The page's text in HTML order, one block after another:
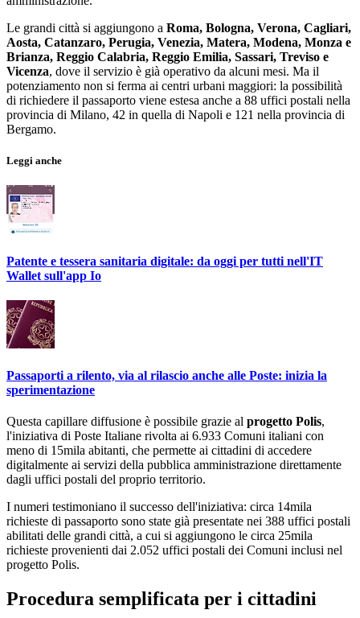
Le grandi città si aggiungono a Roma, Bologna, Verona, Cagliari,
Aosta, Catanzaro, Perugia, Venezia, Matera, Modena, Monza e
Brianza, Reggio Calabria, Reggio Emilia, Sassari, Treviso e
Vicenza, dove il servizio è già operativo da alcuni mesi. Ma il
potenziamento non si ferma ai centri urbani maggiori: la possibilità
di richiedere il passaporto viene estesa anche a 88 uffici postali nella
provincia di Milano, 42 in quella di Napoli e 121 nella provincia di
Bergamo.
Leggi anche
Patente e tessera sanitaria digitale: da oggi per tutti nell'IT
Wallet sull'app Io
Passaporti a rilento, via al rilascio anche alle Poste: inizia la
sperimentazione
Questa capillare diffusione è possibile grazie al progetto Polis,
l'iniziativa di Poste Italiane rivolta ai 6.933 Comuni italiani con
meno di 15mila abitanti, che permette ai cittadini di accedere
digitalmente ai servizi della pubblica amministrazione direttamente
dagli uffici postali del proprio territorio.
I numeri testimoniano il successo dell'iniziativa: circa 14mila
richieste di passaporto sono state già presentate nei 388 uffici postali
abilitati delle grandi città, a cui si aggiungono le circa 25mila
richieste provenienti dai 2.052 uffici postali dei Comuni inclusi nel
progetto Polis.
Procedura semplificata per i cittadini